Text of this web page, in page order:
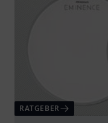
RATGEBER